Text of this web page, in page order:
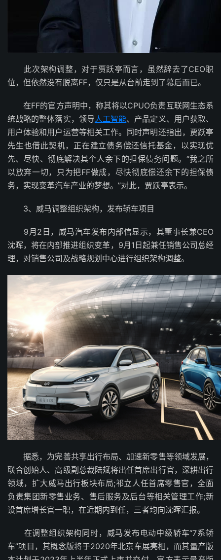
此次架构调整，对于贾跃亭而言，虽然辞去了CEO职
位，但依然没有脱离FF，仅只是从台前走到了幕后而已。
在FF的官方声明中，称其将以CPUO负责互联网生态系
统战略的整体落实，领导人工智能、产品定义、用户获取、
用户体验和用户运营等相关工作。同时声明还指出，贾跃亭
先生也借此契机，正在建立债务偿还信托基金，以实现优
先、尽快、彻底解决其个人余下的担保债务问题。“我之所
以放弃一切，只为把FF做成，尽快彻底偿还余下的担保债
务，实现变革汽车产业的梦想。”对此，贾跃亭表示。
3、威马调整组织架构，发布轿车项目
9月2日，威马汽车发布内部信显示，其董事长兼CEO
沈晖，将在内部推进组织变革，9月1日起兼任销售公司总经
理，对销售公司及战略规划中心进行组织架构调整。
据悉，为完善共享出行布局、加速新零售等领域发展，
联合创始人、高级副总裁陆斌将出任首席出行官，深耕出行
领域，扩大威马出行板块布局;祁立人任首席零售官，全面
负责集团新零售业务、售后服务及后台等相关管理工作;新
设首席增长官一职，在近期内到任，三者均向沈晖汇报。
在调整组织架构同时，威马发布电动中级轿车“7系轿
车”项目，其概念版将于2020年北京车展亮相，而其量产版